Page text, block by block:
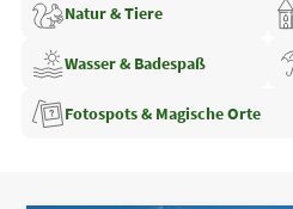
Natur & Tiere
Wasser &Badespaß
Fotospots &Magische Orte